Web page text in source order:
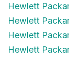
Hewlett
Hewlett
Hewlett
Hewlett